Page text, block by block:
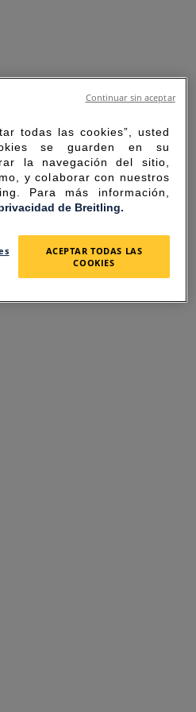
FOR THE
todas las cookies”, usted
se guarden en su
la navegación del sitio,
y colaborar con nuestros
Para más información,
de Breitling.
ACEPTAR TODAS LAS
COOKIES
Continuar sin aceptar